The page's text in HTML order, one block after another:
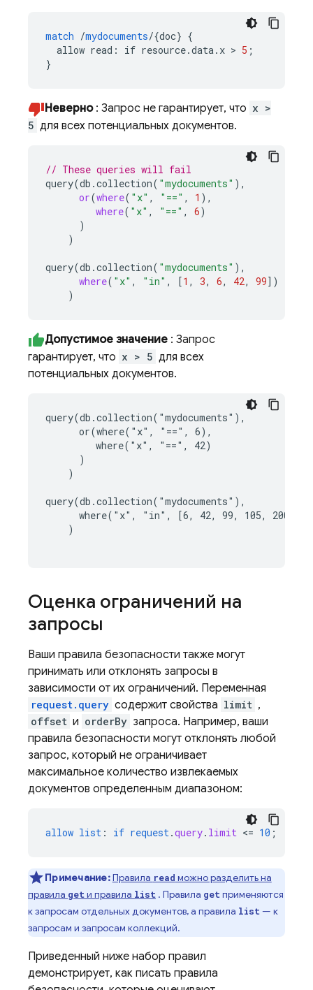
match /mydocuments/{doc} {
allow read : if resource.data. x > 5 ;
}
Неверно: Запрос не гарантирует, что x >
5 для всех потенциальных документов.
// These queries will fail
query(db .collection( "mydocuments" ),
or(where( "x" , "==" , 1 ),
where( "x" , "==" , 6)
)
)
query(db .collection( "mydocuments" ),
where( "x" , "in" , [1 , 3, 6, 42, 99])
)
Допустимое значение : Запрос
гарантирует, что x > 5 для всех
потенциальных документов.
query(db.collection("mydocuments"),
      or(where("x", "==", 6),
         where("x", "==", 42)
      )
    )
query(db.collection("mydocuments"),
      where("x", "in", [6, 42, 99, 105, 200])
    )
Оценка ограничений на
запросы
Ваши правила безопасности также могут
принимать или отклонять запросы в
зависимости от их ограничений. Переменная
request.query содержит свойства limit ,
offset и orderBy запроса. Например, ваши
правила безопасности могут отклонять любой
запрос, который не ограничивает
максимальное количество извлекаемых
документов определенным диапазоном:
allow list : if request .query. limit <= 10 ;
Примечание:Правила read можно разделить на
правила get и правила list . Правила get применяются
к запросам отдельных документов, а правила list — к
запросам и запросам коллекций.
Приведенный ниже набор правил
демонстрирует, как писать правила